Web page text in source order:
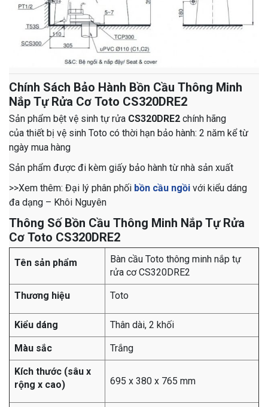
Chính Sách Bảo Hành Bồn Cầu Thông Minh
Nắp Tự Rửa Cơ Toto CS320DRE2
Sản phẩm bệt vệ sinh tự rửa CS320DRE2 chính hãng
của thiết bị vệ sinh Toto có thời hạn bảo hành: 2 năm kể từ
ngày mua hàng
Sản phẩm được đi kèm giấy bảo hành từ nhà sản xuất
>>Xem thêm: Đại lý phân phối bồn cầu ngồi với kiểu dáng
đa dạng – Khôi Nguyên
Thông Số Bồn Cầu Thông Minh Nắp Tự Rửa
Cơ Toto CS320DRE2
Tên sản phẩm
Bàn cầu Toto thông minh nắp tự
rửa cơ CS320DRE2
Thương hiệu Toto
Kiểu dáng Thân dài, 2 khối
Màu sắc Trắng
Kích thước (sâu x
rộng x cao)
695 x 380 x 765 mm